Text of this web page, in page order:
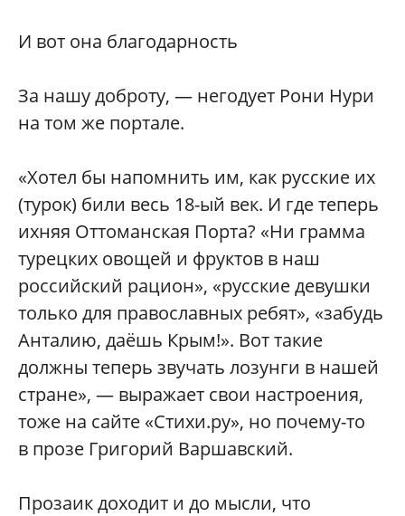
И вот она благодарность
За нашу доброту, — негодует Рони Нури
на том же портале.
«Хотел бы напомнить им, как русские их
(турок) били весь 18-ый век. И где теперь
ихняя Оттоманская Порта? «Ни грамма
турецких овощей и фруктов в наш
российский рацион», «русские девушки
только для православных ребят», «забудь
Анталию, даёшь Крым!». Вот такие
должны теперь звучать лозунги в нашей
стране», — выражает свои настроения,
тоже на сайте «Стихи.ру», но почему-то
в прозе Григорий Варшавский.
Прозаик доходит и до мысли, что